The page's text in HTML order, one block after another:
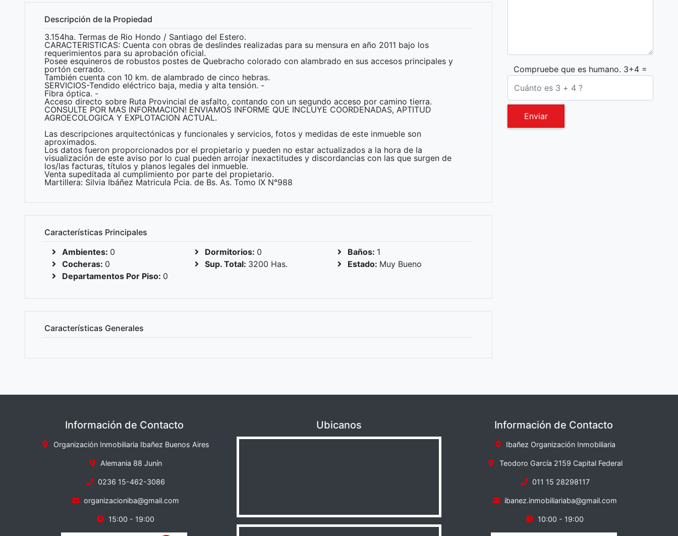
Descripción de la Propiedad
3.154ha. Termas de Rio Hondo / Santiago del Estero.
CARACTERISTICAS: Cuenta con obras de deslindes realizadas para su mensura en año 2011 bajo los
requerimientos para su aprobación oficial.
Posee esquineros de robustos postes de Quebracho colorado con alambrado en sus accesos principales y
portón cerrado.
También cuenta con 10 km. de alambrado de cinco hebras.
SERVICIOS-Tendido eléctrico baja, media y alta tensión. -
Fibra óptica. -
Acceso directo sobre Ruta Provincial de asfalto, contando con un segundo acceso por camino tierra.
CONSULTE POR MAS INFORMACION! ENVIAMOS INFORME QUE INCLUYE COORDENADAS, APTITUD
AGROECOLOGICA Y EXPLOTACION ACTUAL.
Las descripciones arquitectónicas y funcionales y servicios, fotos y medidas de este inmueble son
aproximados.
Los datos fueron proporcionados por el propietario y pueden no estar actualizados a la hora de la
visualización de este aviso por lo cual pueden arrojar inexactitudes y discordancias con las que surgen de
los/las facturas, títulos y planos legales del inmueble.
Venta supeditada al cumplimiento por parte del propietario.
Martillera: Silvia Ibáñez Matricula Pcia. de Bs. As. Tomo IX N°988
Características Principales
Ambientes: 0 Dormitorios: 0 Baños: 1
Cocheras: 0 Sup. Total: 3200 Has. Estado: Muy Bueno
Departamentos Por Piso: 0
Características Generales
Compruebe que es humano. 3+4 =
Enviar
Información de Contacto
Organización Inmobiliaria Ibañez Buenos Aires
Alemania 88 Junín
0236 15-462-3086
organizacioniba@gmail.com
15:00 - 19:00
Ubicanos Información de Contacto
Ibañez Organización Inmobiliaria
Teodoro García 2159 Capital Federal
011 15 28298117
ibanez.inmobiliariaba@gmail.com
10:00 - 19:00